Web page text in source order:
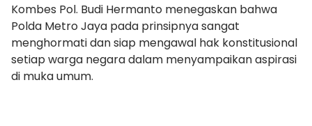
Kombes Pol. Budi Hermanto menegaskan bahwa
Polda Metro Jaya pada prinsipnya sangat
menghormati dan siap mengawal hak konstitusional
setiap warga negara dalam menyampaikan aspirasi
di muka umum.